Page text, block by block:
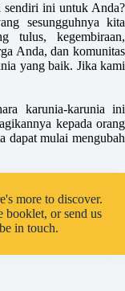
sendiri ini untuk Anda?
sesungguhnya kita
tulus, kegembiraan,
Anda, dan komunitas
yang baik. Jika kami
karunia-karunia ini
kepada orang
dapat mulai mengubah
more to discover.
booklet, or send us
in touch.